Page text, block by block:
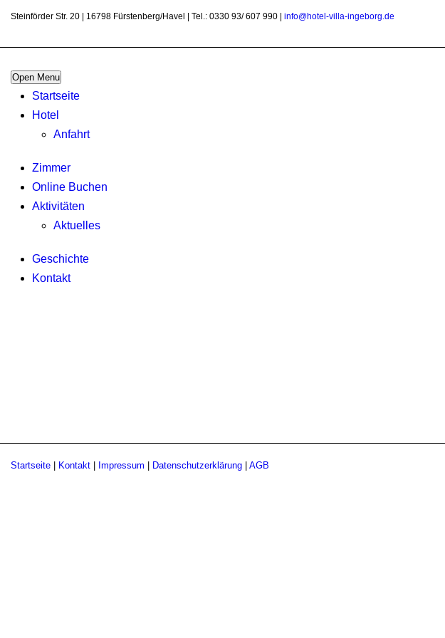
Steinförder Str. 20 | 16798 Fürstenberg/Havel | Tel.: 0330 93/ 607 990 | info@hotel-villa-ingeborg.de
Open Menu
Startseite
Hotel
Anfahrt
Zimmer
Online Buchen
Aktivitäten
Aktuelles
Geschichte
Kontakt
Startseite Kontakt Impressum Datenschutzerklärung AGB